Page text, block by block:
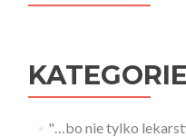
KATEGORIE
"…bo nie tylko